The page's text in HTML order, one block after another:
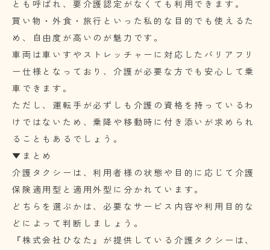
とも呼ばれ、要介護認定がなくても利用できます。
買い物・外食・旅行といった私的な目的でも使えるた
め、自由度が高いのが魅力です。
車両は車いすやストレッチャーに対応したバリアフリ
ー仕様となっており、介護が必要な方でも安心して乗
車できます。
ただし、運転手が必ずしも介護の資格を持っているわ
けではないため、乗降や移動時に付き添いが求められ
ることもあるでしょう。
▼まとめ
介護タクシーは、利用者様の状態や目的に応じて介護
保険適用型と適用外型に分かれています。
どちらを選ぶかは、必要なサービス内容や利用目的な
どによって判断しましょう。
『株式会社ひなた』が提供している介護タクシーは、